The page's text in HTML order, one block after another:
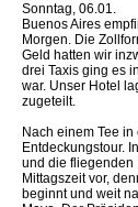
Sonntag, 06.01.
Buenos Aires
Morgen. Die
Geld hatten wir
drei Taxis ging es
war. Unser Hotel
zugeteilt.
Nach einem Tee
Entdeckungstour.
und die fliegenden
Mittagszeit vor,
beginnt und weit